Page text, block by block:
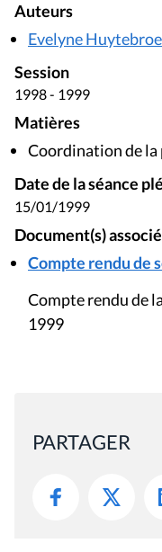
Auteurs
Evelyne
Session
1998 - 1999
Matières
Coordination de
Date de la séance
15/01/1999
Document(s)
Compte rendu de
Compte rendu de
1999
PARTAGER